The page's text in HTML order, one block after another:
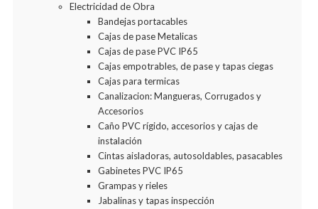
Electricidad de Obra
Bandejas portacables
Cajas de pase Metalicas
Cajas de pase PVC IP65
Cajas empotrables, de pase y tapas ciegas
Cajas para termicas
Canalizacion: Mangueras, Corrugados y
Accesorios
Caño PVC rígido, accesorios y cajas de
instalación
Cintas aisladoras, autosoldables, pasacables
Gabinetes PVC IP65
Grampas y rieles
Jabalinas y tapas inspección